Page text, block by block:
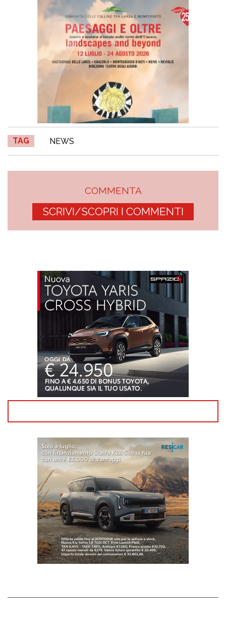
TAG NEWS
COMMENTA
SCRIVI/SCOPRI I COMMENTI